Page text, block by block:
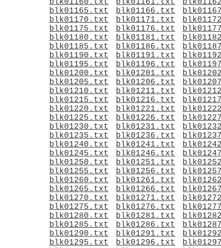
blk01160.txt
blk01161.txt
blk01165.txt
blk01166.txt
blk01170.txt
blk01171.txt
blk01175.txt
blk01176.txt
blk01180.txt
blk01181.txt
blk01185.txt
blk01186.txt
blk01190.txt
blk01191.txt
blk01195.txt
blk01196.txt
blk01200.txt
blk01201.txt
blk01205.txt
blk01206.txt
blk01210.txt
blk01211.txt
blk01215.txt
blk01216.txt
blk01220.txt
blk01221.txt
blk01225.txt
blk01226.txt
blk01230.txt
blk01231.txt
blk01235.txt
blk01236.txt
blk01240.txt
blk01241.txt
blk01245.txt
blk01246.txt
blk01250.txt
blk01251.txt
blk01255.txt
blk01256.txt
blk01260.txt
blk01261.txt
blk01265.txt
blk01266.txt
blk01270.txt
blk01271.txt
blk01275.txt
blk01276.txt
blk01280.txt
blk01281.txt
blk01285.txt
blk01286.txt
blk01290.txt
blk01291.txt
blk01295.txt
blk01296.txt